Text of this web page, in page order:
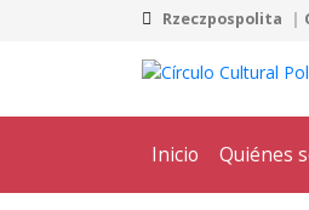
Rzeczpospolita
Inicio Quiénes